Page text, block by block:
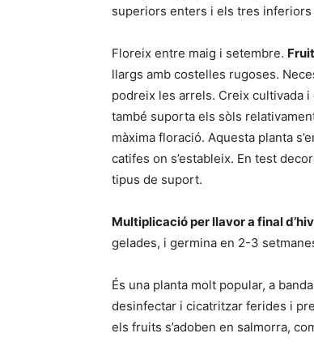
superiors enters i els tres inferiors
Floreix entre maig i setembre.
llargs amb costelles rugoses.
podreix les arrels. Creix cultivada
també suporta els sòls
màxima floració. Aquesta planta
catifes on s’estableix. En test
tipus de suport.
Multiplicació per llavor a final
gelades, i germina en 2-3
És una planta molt popular, a
desinfectar i cicatritzar ferides i
els fruits s’adoben en salmorra,